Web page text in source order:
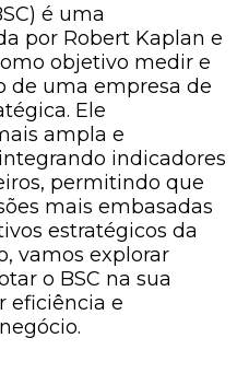
é uma
por Robert Kaplan e
objetivo medir e
de uma empresa de
Ele
ampla e
indicadores
permitindo que
mais embasadas
estratégicos da
vamos explorar
o BSC na sua
eficiência e